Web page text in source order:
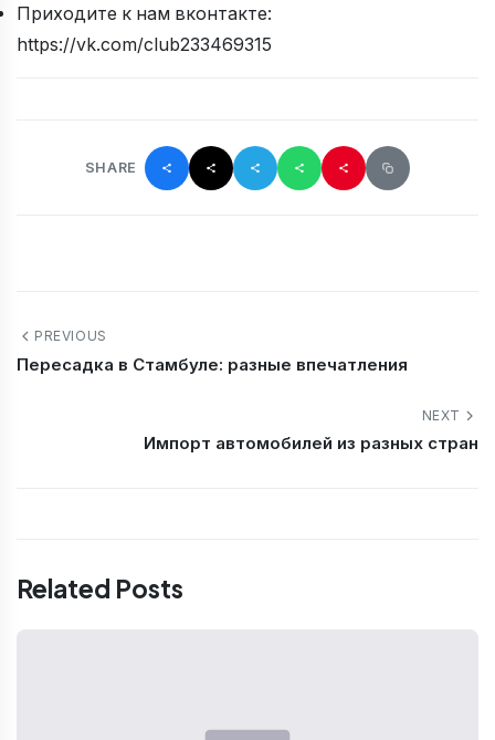
Приходите к нам вконтакте:
https://vk.com/club233469315
SHARE
PREVIOUS
Пересадка в Стамбуле: разные впечатления
NEXT
Импорт автомобилей из разных стран
Related Posts